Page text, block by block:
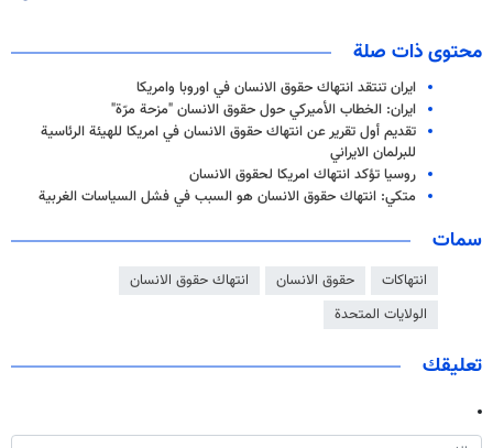
محتوى ذات صلة
ايران تنتقد انتهاك حقوق الانسان في اوروبا وامريكا
ايران: الخطاب الأميركي حول حقوق الانسان "مزحة مرّة"
تقديم أول تقرير عن انتهاك حقوق الانسان في امريكا للهيئة الرئاسية
للبرلمان الايراني
روسيا تؤكد انتهاك امريكا لحقوق الانسان
متكي: انتهاك حقوق الانسان هو السبب في فشل السياسات الغربية
سمات
انتهاكات حقوق الانسان
انتهاك حقوق الانسان
الولايات المتحدة
تعليقك